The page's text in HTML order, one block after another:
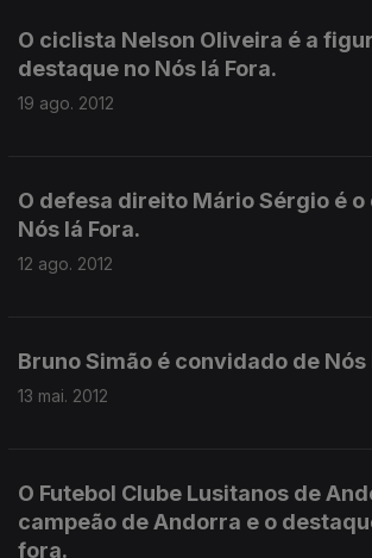
O ciclista Nelson Oliveira é a
destaque no Nós lá Fora.
19 ago. 2012
O defesa direito Mário Sérgio é
Nós lá Fora.
12 ago. 2012
Bruno Simão é convidado de Nós
13 mai. 2012
O Futebol Clube Lusitanos de
campeão de Andorra e o
fora.